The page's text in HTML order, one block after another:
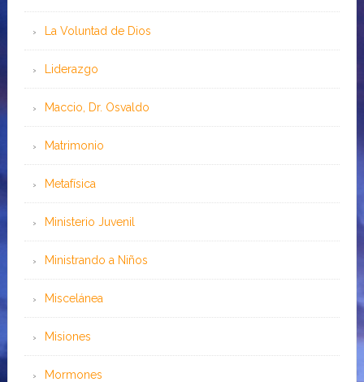
La Voluntad de Dios
Liderazgo
Maccio, Dr. Osvaldo
Matrimonio
Metafísica
Ministerio Juvenil
Ministrando a Niños
Miscelánea
Misiones
Mormones